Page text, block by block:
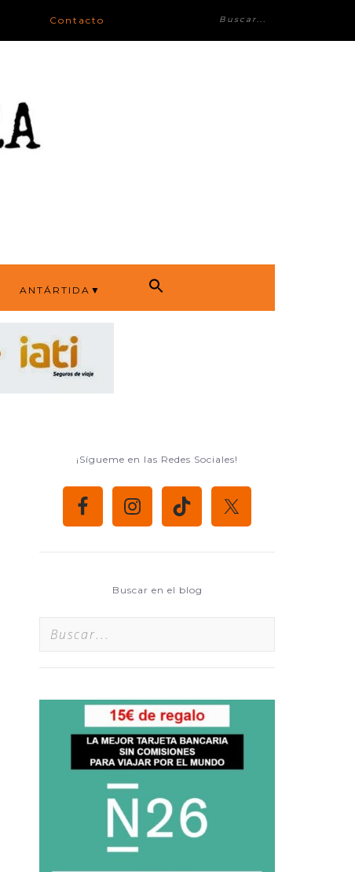
Contacto
ANTÁRTIDA▼
¡Sígueme en las Redes Sociales!
Buscar en el blog